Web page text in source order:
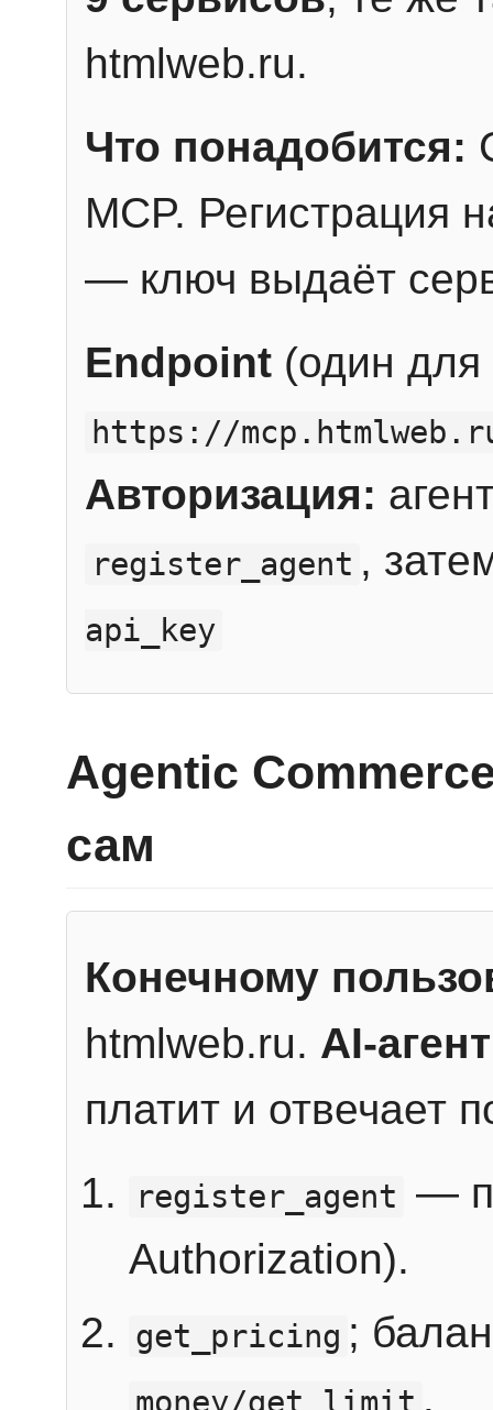
htmlweb.ru.
Что понадобится:
MCP. Регистрация
— ключ выдаёт
Endpoint (один для
https://
Авторизация:
register_agent ,
api_key
Agentic
сам
Конечному
htmlweb.ru. AI-агент
платит и отвечает
register_agent —
Authorization).
get_pricing ;
.